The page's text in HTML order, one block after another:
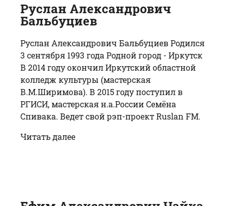
Руслан Александрович
Бальбуциев
Руслан Александрович Бальбуциев Родился
3 сентября 1993 года Родной город - Иркутск
В 2014 году окончил Иркутский областной
колледж культуры (мастерская
В.М.Ширимова). В 2015 году поступил в
РГИСИ, мастерская н.а.России Семёна
Спивака. Ведет свой рэп-проект Ruslan FM.
Читать далее